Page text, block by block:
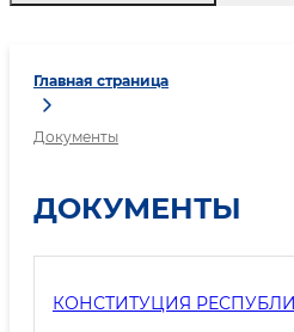
Главная страница
Документы
ДОКУМЕНТЫ
КОНСТИТУЦИЯ